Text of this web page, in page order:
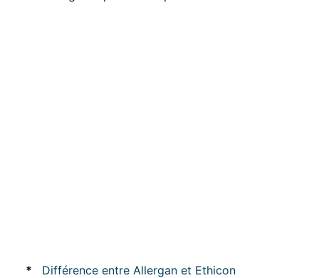
*
Différence entre Allergan et Ethicon